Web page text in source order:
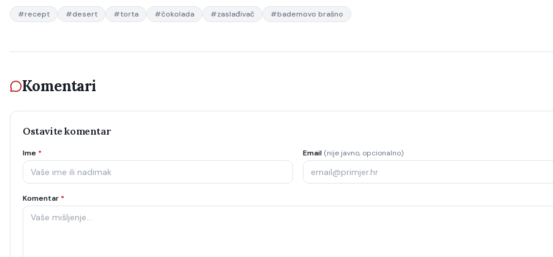
#recept #desert #torta #čokolada #zaslađivač #bademovo brašno
Komentari
Ostavite komentar
Ime * Email (nije javno, opcionalno)
Komentar *